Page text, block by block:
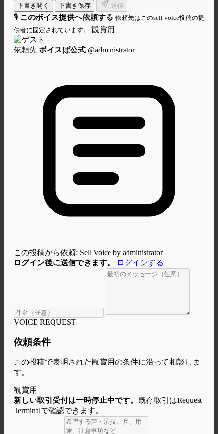
下書き開く
下書き保存 送信
🎙 このボイス提供へ依頼する 依頼先はこのsell-voice投稿の提
供者に固定されています。
観賞用
依頼先 ボイスぱ公式 @administrator
この投稿から依頼: Sell Voice by administrator
ログイン後に送信できます。
ログインする
VOICE REQUEST
依頼条件
この投稿で表明された観賞用の条件に沿って相談しま
す。
観賞用
新しい取引受付は一時停止中です。
既存取引はRequest
Terminalで確認できます。